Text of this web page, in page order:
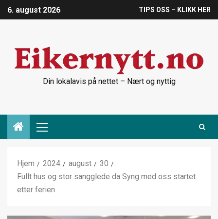
6. august 2026 TIPS OSS – KLIKK HER
Din lokalavis på nettet – Nært og nyttig
Hjem 2024 august
30
Fullt hus og stor sangglede da Syng med oss startet
etter ferien